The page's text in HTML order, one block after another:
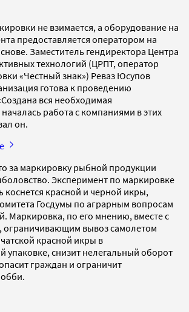
не взимается, а оборудование на
предоставляется оператором на
Заместитель гендиректора Центра
технологий (ЦРПТ, оператор
«Честный знак») Реваз Юсупов
готова к проведению
вся необходимая
работа с компаниями в этих
он.
за маркировку рыбной продукции
Эксперимент по маркировке
коснется красной и черной икры,
Госдумы по аграрным вопросам
Маркировка, по его мнению, вместе с
, ограничивающим вывоз самолетом
красной икры в
снизит нелегальный оборот
граждан и ограничит